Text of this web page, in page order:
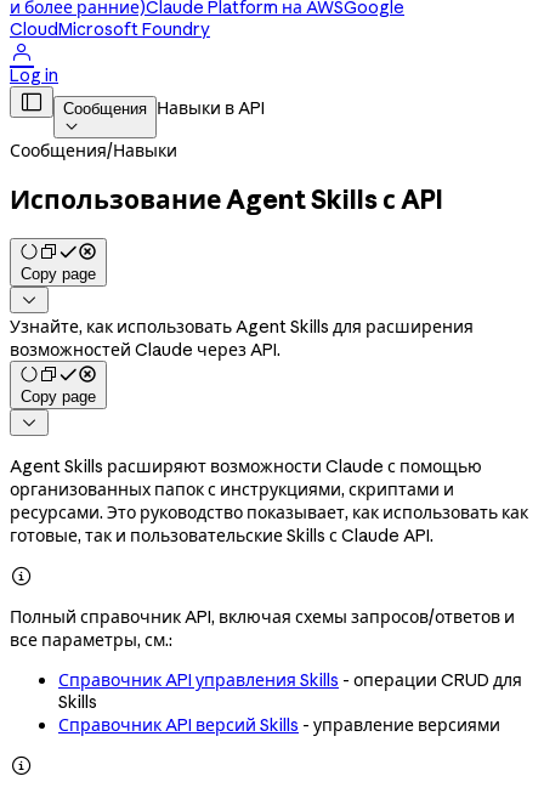
и более ранние)Claude Platform на AWSGoogle
CloudMicrosoft Foundry

Log in
 Сообщения

Навыки в API
Сообщения/Навыки
Использование Agent Skills с API
Copy page

Узнайте, как использовать Agent Skills для расширения
возможностей Claude через API.
Copy page

Agent Skills расширяют возможности Claude с помощью
организованных папок с инструкциями, скриптами и
ресурсами. Это руководство показывает, как использовать как
готовые, так и пользовательские Skills с Claude API.

Полный справочник API, включая схемы запросов/ответов и
все параметры, см.:
Справочник API управления Skills - операции CRUD для
Skills
Справочник API версий Skills - управление версиями
